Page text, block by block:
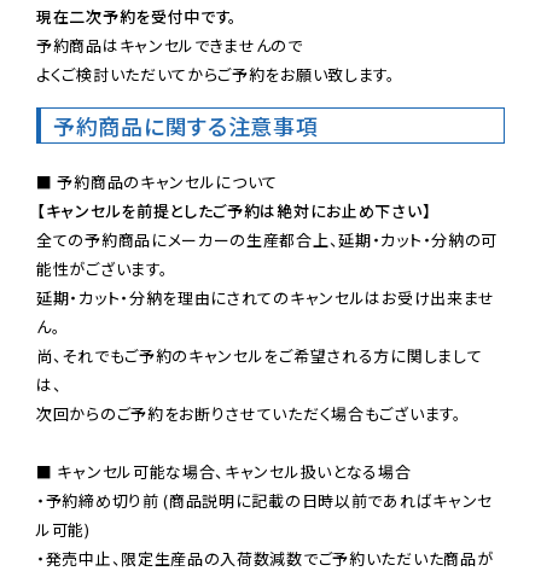
現在二次予約を受付中です。
予約商品はキャンセルできませんので
よくご検討いただいてからご予約をお願い致します。
予約商品に関する注意事項
【キャンセルを前提としたご予約は絶対にお止め下さい】
全ての予約商品にメーカーの生産都合上、延期・カット・分納の可
能性がございます。
延期・カット・分納を理由にされてのキャンセルはお受け出来ませ
ん。
尚、それでもご予約のキャンセルをご希望される方に関しまして
は、
次回からのご予約をお断りさせていただく場合もございます。
■ キャンセル可能な場合、キャンセル扱いとなる場合
・予約締め切り前 (商品説明に記載の日時以前であればキャンセ
ル可能)
・発売中止、限定生産品の入荷数減数でご予約いただいた商品が